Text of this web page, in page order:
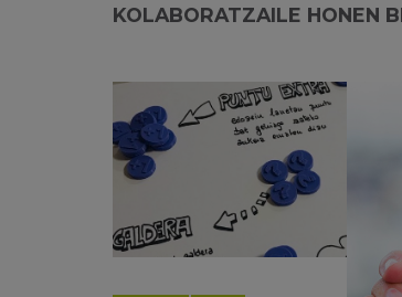
KOLABORATZAILE HONEN